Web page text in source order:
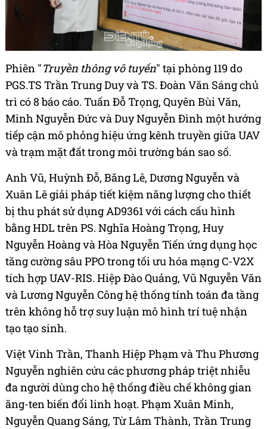
Phiên "Truyền thông vô tuyến" tại phòng 119 do
PGS.TS Trần Trung Duy và TS. Đoàn Văn Sáng chủ
trì có 8 báo cáo. Tuấn Đỗ Trọng, Quyên Bùi Văn,
Minh Nguyễn Đức và Duy Nguyễn Đình một hướng
tiếp cận mô phỏng hiệu ứng kênh truyền giữa UAV
và trạm mặt đất trong môi trường bán sao số.
Anh Vũ, Huỳnh Đỗ, Băng Lê, Dương Nguyễn và
Xuân Lê giải pháp tiết kiệm năng lượng cho thiết
bị thu phát sử dụng AD9361 với cách cấu hình
bằng HDL trên PS. Nghĩa Hoàng Trọng, Huy
Nguyễn Hoàng và Hòa Nguyễn Tiến ứng dụng học
tăng cường sâu PPO trong tối ưu hóa mạng C-V2X
tích hợp UAV-RIS. Hiệp Đào Quảng, Vũ Nguyễn Văn
và Lương Nguyễn Công hệ thống tính toán đa tầng
trên không hỗ trợ suy luận mô hình trí tuệ nhận
tạo tạo sinh.
Việt Vinh Trần, Thanh Hiệp Phạm và Thu Phương
Nguyễn nghiên cứu các phương pháp triệt nhiễu
đa người dùng cho hệ thống điều chế không gian
ăng-ten biến đổi linh hoạt. Phạm Xuân Minh,
Nguyễn Quang Sáng, Từ Lâm Thành, Trần Trung